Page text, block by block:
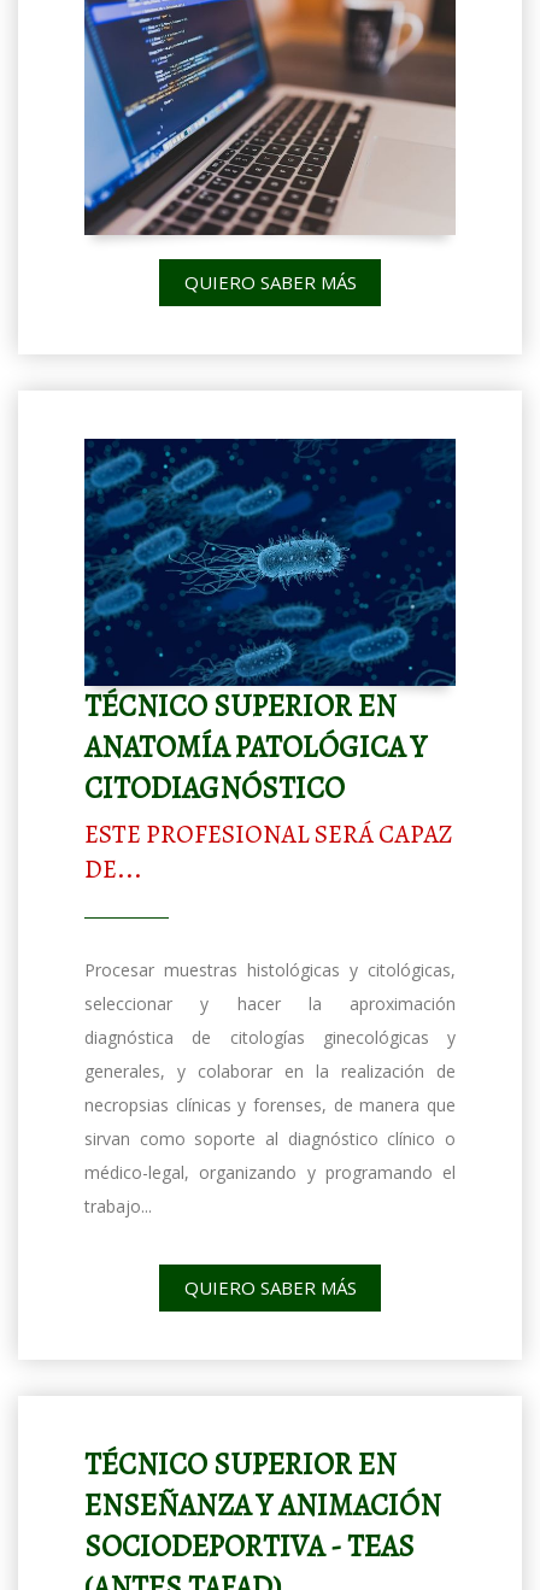
QUIERO SABER MÁS
TÉCNICO SUPERIOR EN
ANATOMÍA PATOLÓGICA Y
CITODIAGNÓSTICO
ESTE PROFESIONAL SERÁ CAPAZ
DE...
Procesar muestras histológicas y citológicas,
seleccionar y hacer la aproximación
diagnóstica de citologías ginecológicas y
generales, y colaborar en la realización de
necropsias clínicas y forenses, de manera que
sirvan como soporte al diagnóstico clínico o
médico-legal, organizando y programando el
trabajo...
QUIERO SABER MÁS
TÉCNICO SUPERIOR EN
ENSEÑANZA Y ANIMACIÓN
SOCIODEPORTIVA - TEAS